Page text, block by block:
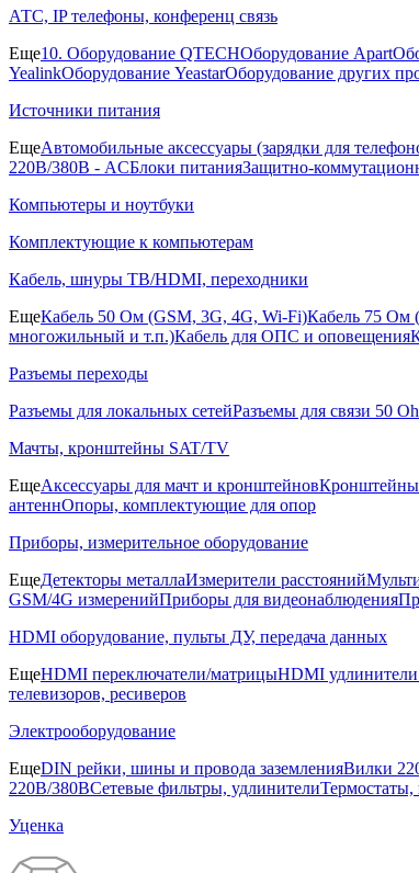
АТС, IP телефоны, конференц связь
Еще10. Оборудование QTECHОборудование Apart
YealinkОборудование YeastarОборудование других
Источники питания
ЕщеАвтомобильные аксессуары (зарядки для
220В/380В - ACБлоки питанияЗащитно-
Компьютеры и ноутбуки
Комплектующие к компьютерам
Кабель, шнуры ТВ/HDMI, переходники
ЕщеКабель 50 Ом (GSM, 3G, 4G, Wi-Fi)Кабель 75 Ом
многожильный и т.п.)Кабель для ОПС и оповещения
Разъемы переходы
Разъемы для локальных сетейРазъемы для связи 50
Мачты, кронштейны SAT/TV
ЕщеАксессуары для мачт и кронштейновКронштейны
антеннОпоры, комплектующие для опор
Приборы, измерительное оборудование
ЕщеДетекторы металлаИзмерители расстояний
GSM/4G измеренийПриборы для видеонаблюдения
HDMI оборудование, пульты ДУ, передача данных
ЕщеHDMI переключатели/матрицыHDMI удлинители
телевизоров, ресиверов
Электрооборудование
ЕщеDIN рейки, шины и провода заземленияВилки
220В/380ВСетевые фильтры, удлинителиТермостаты,
Уценка